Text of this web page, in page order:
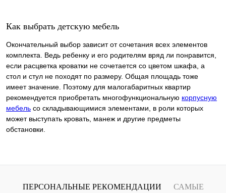
Как выбрать детскую мебель
Окончательный выбор зависит от сочетания всех элементов
комплекта. Ведь ребенку и его родителям вряд ли понравится,
если расцветка кроватки не сочетается со цветом шкафа, а
стол и стул не походят по размеру. Общая площадь тоже
имеет значение. Поэтому для малогабаритных квартир
рекомендуется приобретать многофункциональную корпусную
мебель со складывающимися элементами, в роли которых
может выступать кровать, манеж и другие предметы
обстановки.
ПЕРСОНАЛЬНЫЕ РЕКОМЕНДАЦИИ САМЫЕ